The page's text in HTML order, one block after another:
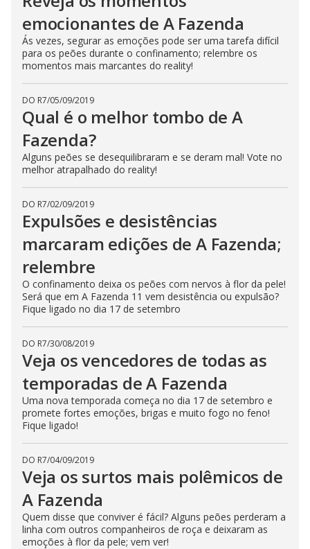
emocionantes de A Fazenda
Ás vezes, segurar as emoções pode ser uma tarefa difícil
para os peões durante o confinamento; relembre os
momentos mais marcantes do reality!
DO R7/05/09/2019
Qual é o melhor tombo de A
Fazenda?
Alguns peões se desequilibraram e se deram mal! Vote no
melhor atrapalhado do reality!
DO R7/02/09/2019
Expulsões e desistências
marcaram edições de A Fazenda;
relembre
O confinamento deixa os peões com nervos à flor da pele!
Será que em A Fazenda 11 vem desistência ou expulsão?
Fique ligado no dia 17 de setembro
DO R7/30/08/2019
Veja os vencedores de todas as
temporadas de A Fazenda
Uma nova temporada começa no dia 17 de setembro e
promete fortes emoções, brigas e muito fogo no feno!
Fique ligado!
DO R7/04/09/2019
Veja os surtos mais polêmicos de
A Fazenda
Quem disse que conviver é fácil? Alguns peões perderam a
linha com outros companheiros de roça e deixaram as
emoções à flor da pele; vem ver!